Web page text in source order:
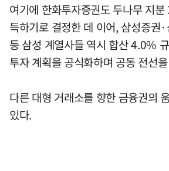
여기에 한화투자증권도 두나무 지
득하기로 결정한 데 이어, 삼성증권
등 삼성 계열사들 역시 합산 4.0%
투자 계획을 공식화하며 공동 전선
다른 대형 거래소를 향한 금융권의
있다.